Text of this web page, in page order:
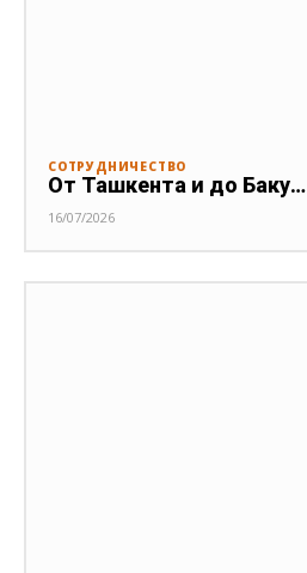
СОТРУДНИЧЕСТВО
От Ташкента и до Баку…
16/07/2026